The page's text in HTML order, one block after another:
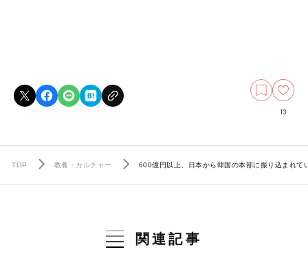
13
TOP 教養・カルチャー 600億円以上、日本から韓国の本部に振り込まれ
関連記事